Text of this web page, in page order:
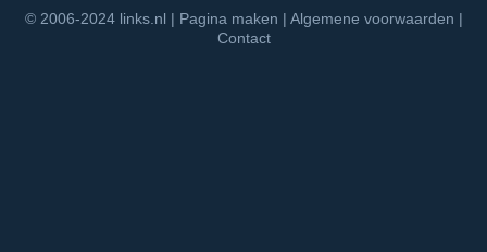
© 2006-2024 links.nl | Pagina maken | Algemene voorwaarden |
Contact